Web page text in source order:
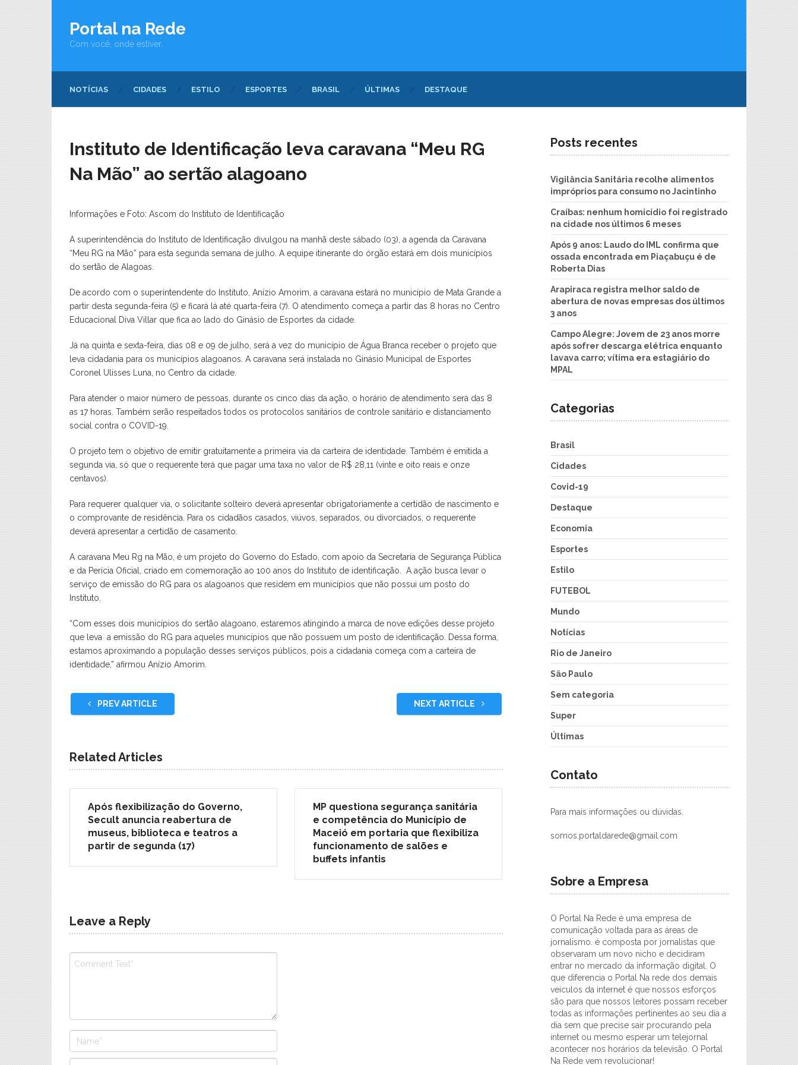
Portal na Rede
Com você, onde estiver.
NOTÍCIAS CIDADES ESTILO ESPORTES BRASIL ÚLTIMAS DESTAQUE
Instituto de Identificação leva caravana “Meu RG
Na Mão” ao sertão alagoano
Informações e Foto: Ascom do Instituto de Identificação
A superintendência do Instituto de Identificação divulgou na manhã deste sábado (03), a agenda da Caravana
“Meu RG na Mão” para esta segunda semana de julho. A equipe itinerante do órgão estará em dois municípios
do sertão de Alagoas.
De acordo com o superintendente do Instituto, Anízio Amorim, a caravana estará no município de Mata Grande a
partir desta segunda-feira (5) e ficará lá até quarta-feira (7). O atendimento começa a partir das 8 horas no Centro
Educacional Diva Villar que fica ao lado do Ginásio de Esportes da cidade.
Já na quinta e sexta-feira, dias 08 e 09 de julho, será a vez do município de Água Branca receber o projeto que
leva cidadania para os municípios alagoanos. A caravana será instalada no Ginásio Municipal de Esportes
Coronel Ulisses Luna, no Centro da cidade.
Para atender o maior número de pessoas, durante os cinco dias da ação, o horário de atendimento será das 8
as 17 horas. Também serão respeitados todos os protocolos sanitários de controle sanitário e distanciamento
social contra o COVID-19.
O projeto tem o objetivo de emitir gratuitamente a primeira via da carteira de identidade. Também é emitida a
segunda via, só que o requerente terá que pagar uma taxa no valor de R$ 28,11 (vinte e oito reais e onze
centavos).
Para requerer qualquer via, o solicitante solteiro deverá apresentar obrigatoriamente a certidão de nascimento e
o comprovante de residência. Para os cidadãos casados, viúvos, separados, ou divorciados, o requerente
deverá apresentar a certidão de casamento.
A caravana Meu Rg na Mão, é um projeto do Governo do Estado, com apoio da Secretaria de Segurança Pública
e da Perícia Oficial, criado em comemoração ao 100 anos do Instituto de identificação. A ação busca levar o
serviço de emissão do RG para os alagoanos que residem em municípios que não possui um posto do
Instituto.
“Com esses dois municípios do sertão alagoano, estaremos atingindo a marca de nove edições desse projeto
que leva a emissão do RG para aqueles municípios que não possuem um posto de identificação. Dessa forma,
estamos aproximando a população desses serviços públicos, pois a cidadania começa com a carteira de
identidade,” afirmou Anízio Amorim.
PREV ARTICLE NEXT ARTICLE
Related Articles
Após flexibilização do Governo,
Secult anuncia reabertura de
museus, biblioteca e teatros a
partir de segunda (17)
MP questiona segurança sanitária
e competência do Município de
Maceió em portaria que flexibiliza
funcionamento de salões e
buffets infantis
Leave a Reply
Posts recentes
Vigilância Sanitária recolhe alimentos
impróprios para consumo no Jacintinho
Craíbas: nenhum homicídio foi registrado
na cidade nos últimos 6 meses
Após 9 anos: Laudo do IML confirma que
ossada encontrada em Piaçabuçu é de
Roberta Dias
Arapiraca registra melhor saldo de
abertura de novas empresas dos últimos
3 anos
Campo Alegre: Jovem de 23 anos morre
após sofrer descarga elétrica enquanto
lavava carro; vítima era estagiário do
MPAL
Categorias
Brasil
Cidades
Covid-19
Destaque
Economia
Esportes
Estilo
FUTEBOL
Mundo
Notícias
Rio de Janeiro
São Paulo
Sem categoria
Super
Últimas
Contato
Para mais informações ou dúvidas.
somos.portaldarede@gmail.com
Sobre a Empresa
O Portal Na Rede é uma empresa de
comunicação voltada para as áreas de
jornalismo. é composta por jornalistas que
observaram um novo nicho e decidiram
entrar no mercado da informação digital. O
que diferencia o Portal Na rede dos demais
veículos da internet é que nossos esforços
são para que nossos leitores possam receber
todas as informações pertinentes ao seu dia a
dia sem que precise sair procurando pela
internet ou mesmo esperar um telejornal
acontecer nos horários da televisão. O Portal
Na Rede vem revolucionar!